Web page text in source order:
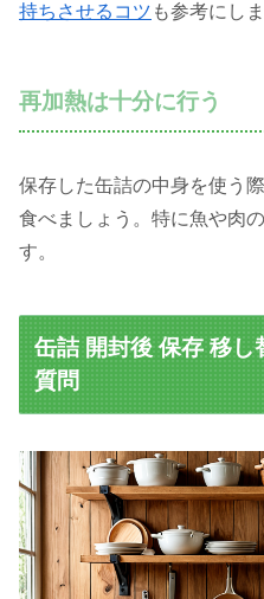
持ちさせるコツ も参考にし
再加熱は十分に行う
保存した缶詰の中身を使う
食べましょう。特に魚や肉
す。
缶詰 開封後 保存 移し
質問